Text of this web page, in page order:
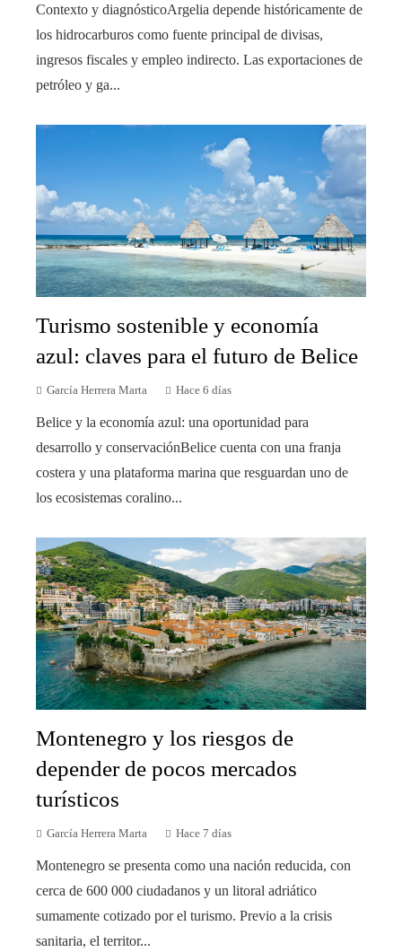
Contexto y diagnósticoArgelia depende históricamente de
los hidrocarburos como fuente principal de divisas,
ingresos fiscales y empleo indirecto. Las exportaciones de
petróleo y ga...
Turismo sostenible y economía
azul: claves para el futuro de Belice
García Herrera Marta Hace 6 días
Belice y la economía azul: una oportunidad para
desarrollo y conservaciónBelice cuenta con una franja
costera y una plataforma marina que resguardan uno de
los ecosistemas coralino...
Montenegro y los riesgos de
depender de pocos mercados
turísticos
García Herrera Marta Hace 7 días
Montenegro se presenta como una nación reducida, con
cerca de 600 000 ciudadanos y un litoral adriático
sumamente cotizado por el turismo. Previo a la crisis
sanitaria, el territor...